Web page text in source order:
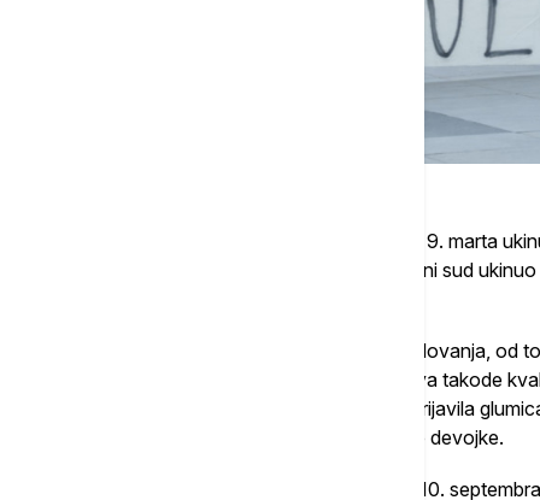
On je u sud stigao sa slobode pošto mu je 9. marta
prošle godine, a nakon što mu je Apelacioni sud
Aleksić je optužen za četiri krivična dela silovanja, od
dela polnog uznemiravanja, od čega su dva takode
Njega je prva za seksualno zlostavljanje prijavila
protiv njega pridružila Iva Ilinčić, pa i druge devojke.
Uhapšen je 16. januara prošle godine i do 10.